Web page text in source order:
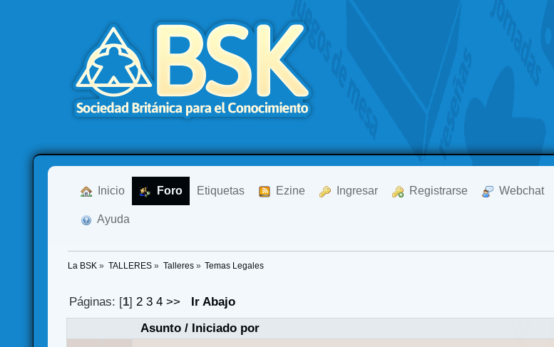
Inicio Foro Etiquetas Ezine Ingresar Registrarse Webchat
Ayuda
La BSK » TALLERES» Talleres» Temas Legales
Páginas: [1] 2 3 4 >>
Ir Abajo
Asunto/ Iniciado por